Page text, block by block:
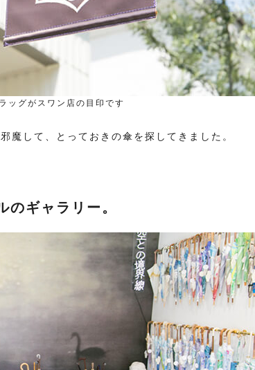
ッグがスワン店の目印です
魔して、とっておきの傘を探してきました。
のギャラリー。